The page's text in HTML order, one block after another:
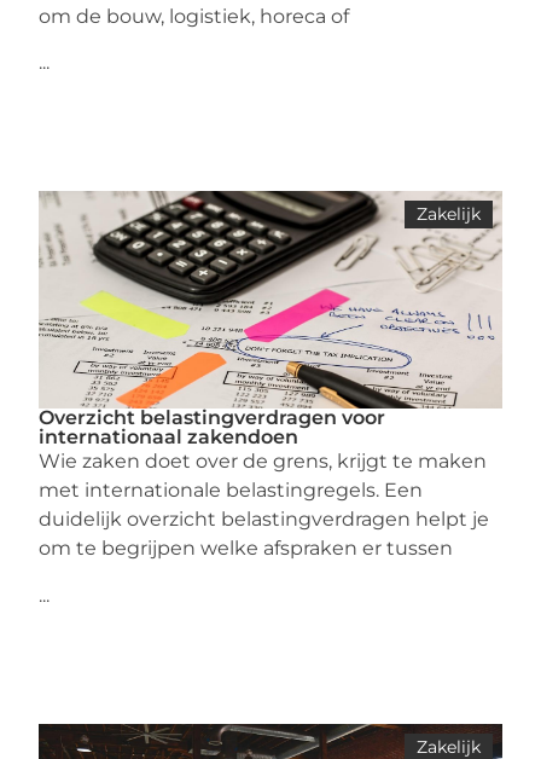
om de bouw, logistiek, horeca of
...
Zakelijk
Overzicht belastingverdragen voor
internationaal zakendoen
Wie zaken doet over de grens, krijgt te maken
met internationale belastingregels. Een
duidelijk overzicht belastingverdragen helpt je
om te begrijpen welke afspraken er tussen
...
Zakelijk